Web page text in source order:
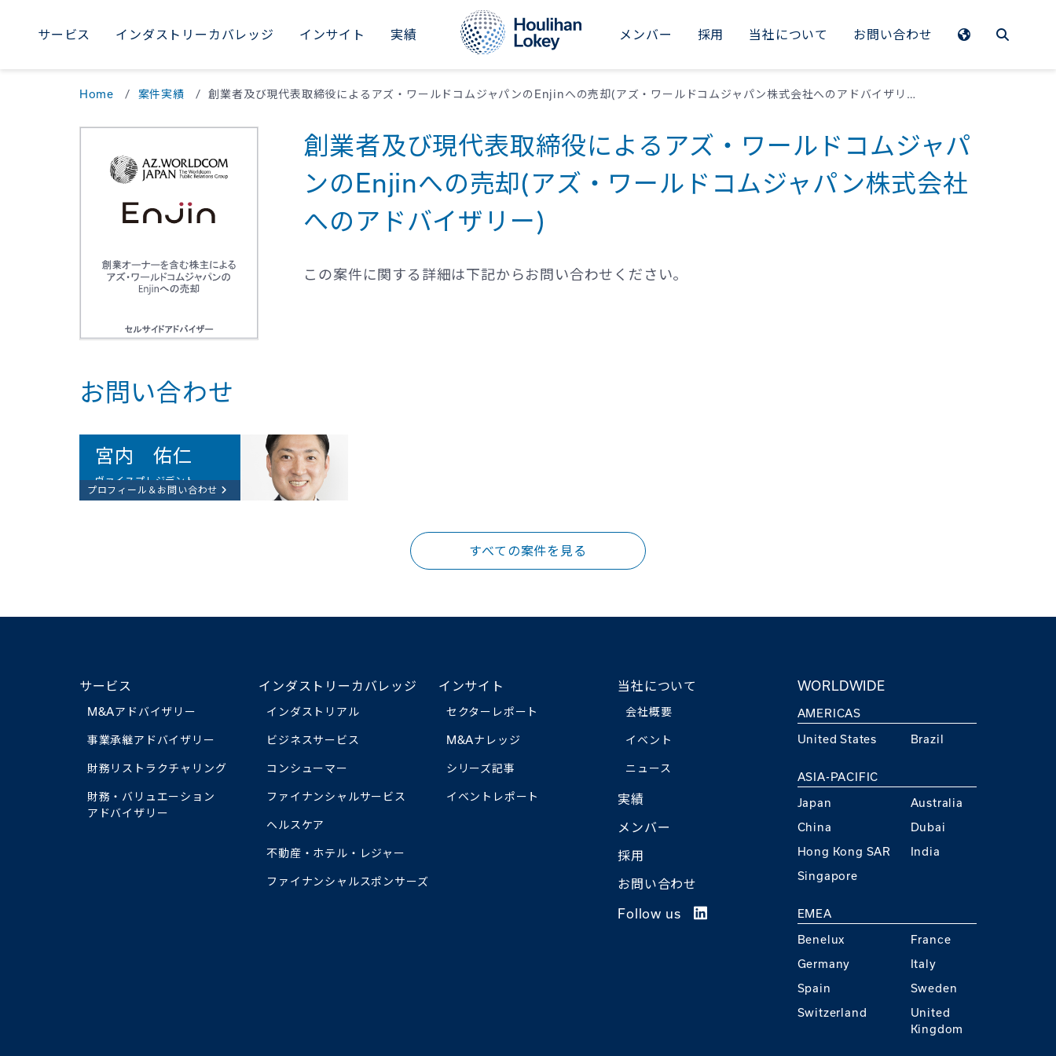
サービス
サービス M&Aアドバイザリー
財務リストラクチャリング
財務・バリュエーションアドバイザリー
インダストリーカバレッジ
インダストリーカバレッジ インダストリアル
ビジネスサービス
ファイナンシャルサービス
ヘルスケア
不動産・ホテル・レジャー
インサイト
インサイト セクターレポート
シリーズ記事
実績 メンバー 採用
新卒採用
社員紹介
会社情報
当社について
当社について 会社概要
イベント
投資家向け情報（グローバル）
お問い合わせ
WORLDWIDE
Brazil Australia
China
India
France
Germany
Home 案件実績 創業者及び現代表取締役によるアズ・ワールドコムジャパンのEnjinへの売却(アズ・ワールドコムジャパン株式会社へのアドバイザリー)
創業者及び現代表取締役によるアズ・ワールドコムジャパ
ンのEnjinへの売却(アズ・ワールドコムジャパン株式会社
へのアドバイザリー)
この案件に関する詳細は下記からお問い合わせください。
お問い合わせ
宮内 佑仁​
ヴァイスプレジデント
プロフィール＆お問い合わせ
すべての案件を見る
サービス
M&Aアドバイザリー
事業承継アドバイザリー
財務リストラクチャリング
財務・バリュエーション
アドバイザリー
インダストリーカバレッジ
インダストリアル
ビジネスサービス
コンシューマー
ファイナンシャルサービス
ヘルスケア
不動産・ホテル・レジャー
ファイナンシャルスポンサーズ
インサイト
セクターレポート
M&Aナレッジ
シリーズ記事
イベントレポート
当社について
会社概要
イベント
ニュース
実績
メンバー
採用
お問い合わせ
Follow us
WORLDWIDE
AMERICAS
United States Brazil
ASIA-PACIFIC
Japan
Australia
China
Dubai
Hong Kong SAR
India
Singapore
EMEA
Benelux
France
Germany
Italy
Spain
Sweden
Switzerland
United
Kingdom